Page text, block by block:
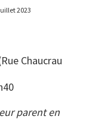
2023
Chaucrau
parent en